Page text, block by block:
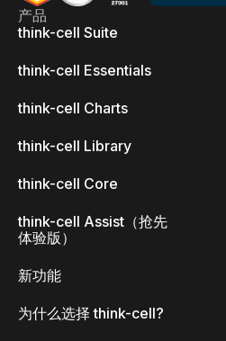
产品
think-cell Suite
think-cell Essentials
think-cell Charts
think-cell Library
think-cell Core
think-cell Assist（抢先
体验版）
新功能
为什么选择 think-cell?